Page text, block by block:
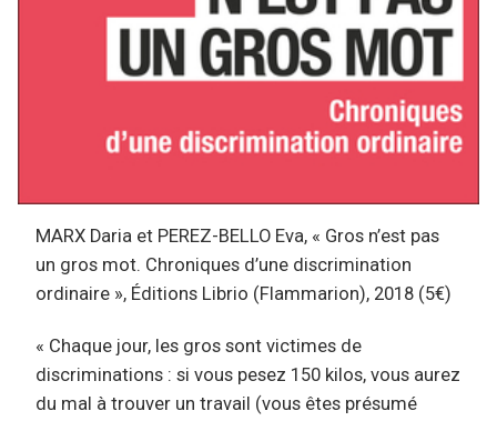
MARX Daria et PEREZ-BELLO Eva, « Gros n’est pas
un gros mot. Chroniques d’une discrimination
ordinaire », Éditions Librio (Flammarion), 2018 (5€)
« Chaque jour, les gros sont victimes de
discriminations : si vous pesez 150 kilos, vous aurez
du mal à trouver un travail (vous êtes présumé